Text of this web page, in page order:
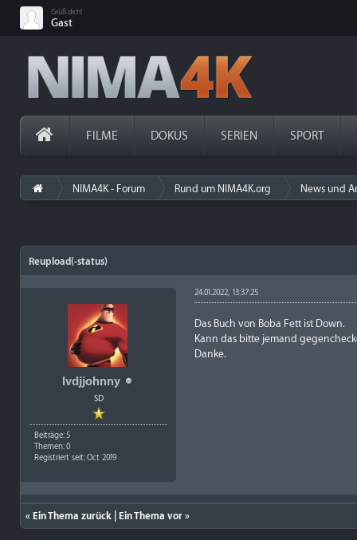
Grüß dich!
Gast
FILME DOKUS SERIEN SPORT
NIMA4K - Forum Rund um NIMA4K.org News und
Reupload(-status)
lvdjjohnny
SD
Beiträge: 5
Themen: 0
Registriert seit: Oct 2019
24.01.2022, 13:37:25
Das Buch von Boba Fett ist Down.
Kann das bitte jemand
Danke.
« Ein Thema zurück Ein Thema vor »